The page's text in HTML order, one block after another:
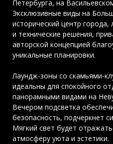
Петербурга, на
Эксклюзивные виды на
исторический центр города,
и технические решения,
авторской концепцией
уникальные планировки.
Лаундж-зоны со скамьями-
идеальны для спокойного
панорамными видами на
Вечером подсветка
безопасность, подчеркнет
Мягкий свет будет
атмосферу уюта и эстетики.